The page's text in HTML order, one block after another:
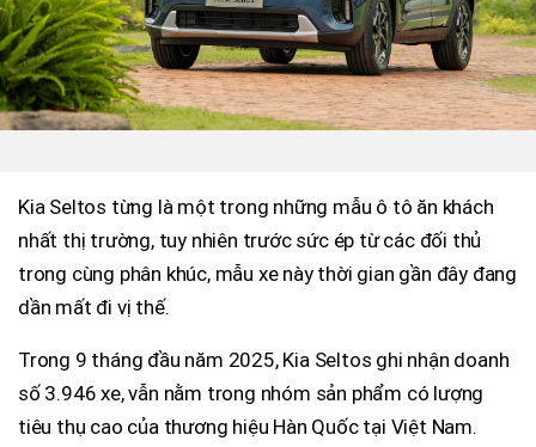
Kia Seltos từng là một trong những mẫu ô tô ăn khách
nhất thị trường, tuy nhiên trước sức ép từ các đối thủ
trong cùng phân khúc, mẫu xe này thời gian gần đây đang
dần mất đi vị thế.
Trong 9 tháng đầu năm 2025, Kia Seltos ghi nhận doanh
số 3.946 xe, vẫn nằm trong nhóm sản phẩm có lượng
tiêu thụ cao của thương hiệu Hàn Quốc tại Việt Nam.